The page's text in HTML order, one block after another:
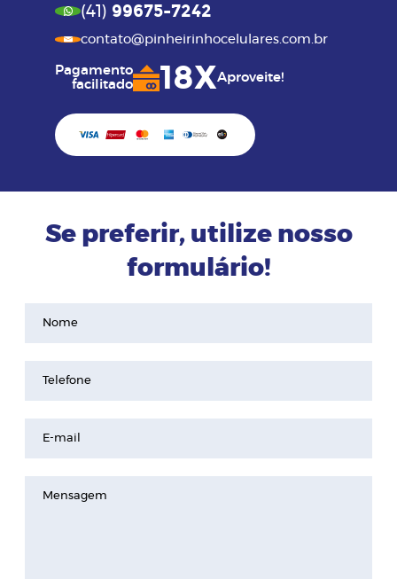
(41) 99675-7242
contato@pinheirinhocelulares.com.br
Pagamento
facilitado
18XAproveite!
Se preferir, utilize nosso
formulário!
Nome
Telefone
E-mail
Mensagem